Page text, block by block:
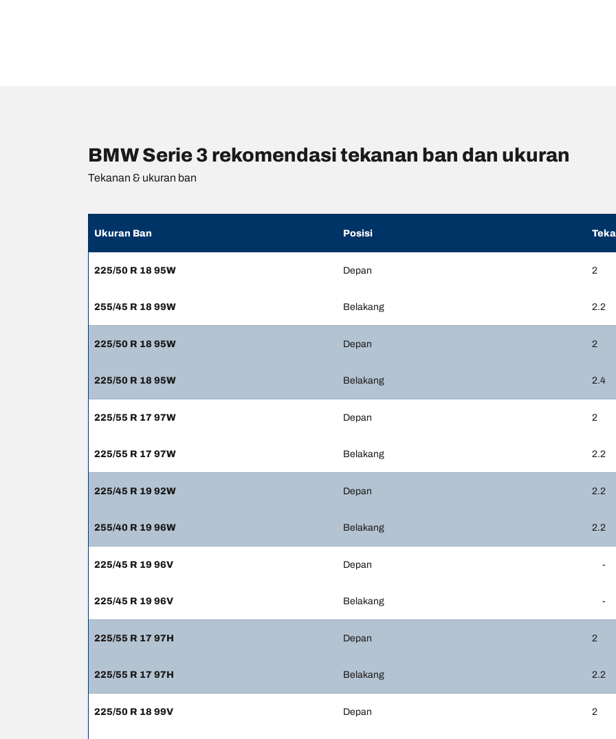
BMW Serie 3 rekomendasi tekanan ban dan ukuran
Tekanan & ukuran ban
Ukuran Ban Posisi
225/50 R 18 95W Depan 2
255/45 R 18 99W Belakang 2.2
225/50 R 18 95W Depan 2
225/50 R 18 95W Belakang 2.4
225/55 R 17 97W Depan 2
225/55 R 17 97W Belakang 2.2
225/45 R 19 92W Depan 2.2
255/40 R 19 96W Belakang 2.2
225/45 R 19 96V Depan -
225/45 R 19 96V Belakang -
225/55 R 17 97H Depan 2
225/55 R 17 97H Belakang 2.2
225/50 R 18 99V Depan 2